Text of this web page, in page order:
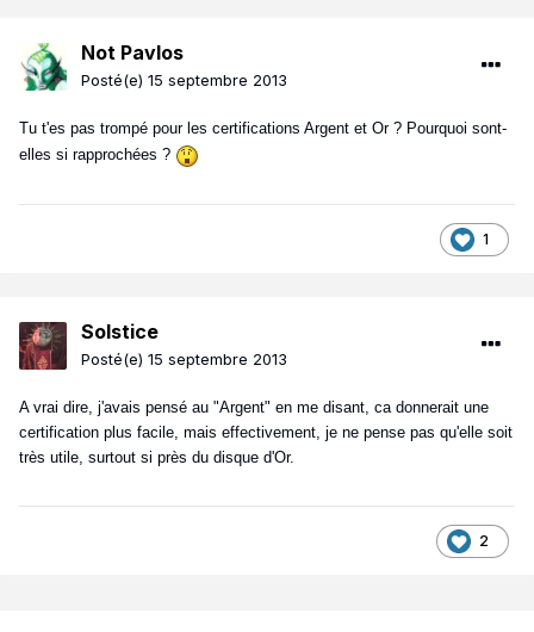
Not Pavlos
Posté(e) 15 septembre 2013
Tu t'es pas trompé pour les certifications Argent et Or ? Pourquoi sont-
elles si rapprochées ?
1
Solstice
Posté(e) 15 septembre 2013
A vrai dire, j'avais pensé au "Argent" en me disant, ca donnerait une
certification plus facile, mais effectivement, je ne pense pas qu'elle soit
très utile, surtout si près du disque d'Or.
2